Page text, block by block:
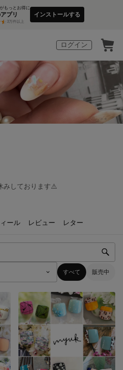
もっとお得に
プリ
3万件以上
インストールする
ログイン
みしております⚠️
ール レビュー レター
すべて 販売中